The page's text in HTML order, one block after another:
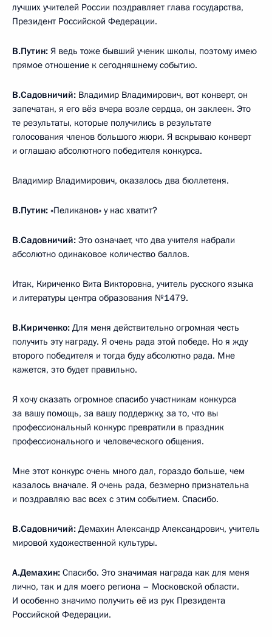
лучших учителей России поздравляет глава государства,
Президент Российской Федерации.
В.Путин: Я ведь тоже бывший ученик школы, поэтому имею
прямое отношение к сегодняшнему событию.
В.Садовничий: Владимир Владимирович, вот конверт, он
запечатан, я его вёз вчера возле сердца, он заклеен. Это
те результаты, которые получились в результате
голосования членов большого жюри. Я вскрываю конверт
и оглашаю абсолютного победителя конкурса.
Владимир Владимирович, оказалось два бюллетеня.
В.Путин: «Пеликанов» у нас хватит?
В.Садовничий: Это означает, что два учителя набрали
абсолютно одинаковое количество баллов.
Итак, Кириченко Вита Викторовна, учитель русского языка
и литературы центра образования №1479.
В.Кириченко: Для меня действительно огромная честь
получить эту награду. Я очень рада этой победе. Но я жду
второго победителя и тогда буду абсолютно рада. Мне
кажется, это будет правильно.
Я хочу сказать огромное спасибо участникам конкурса
за вашу помощь, за вашу поддержку, за то, что вы
профессиональный конкурс превратили в праздник
профессионального и человеческого общения.
Мне этот конкурс очень много дал, гораздо больше, чем
казалось вначале. Я очень рада, безмерно признательна
и поздравляю вас всех с этим событием. Спасибо.
В.Садовничий: Демахин Александр Александрович, учитель
мировой художественной культуры.
А.Демахин: Спасибо. Это значимая награда как для меня
лично, так и для моего региона – Московской области.
И особенно значимо получить её из рук Президента
Российской Федерации.